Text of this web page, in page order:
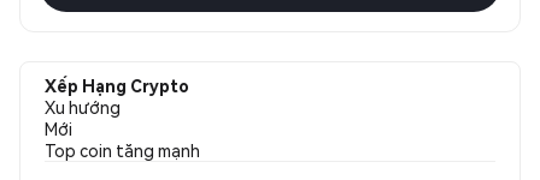
Xếp Hạng Crypto
Xu hướng
Mới
Top coin tăng mạnh